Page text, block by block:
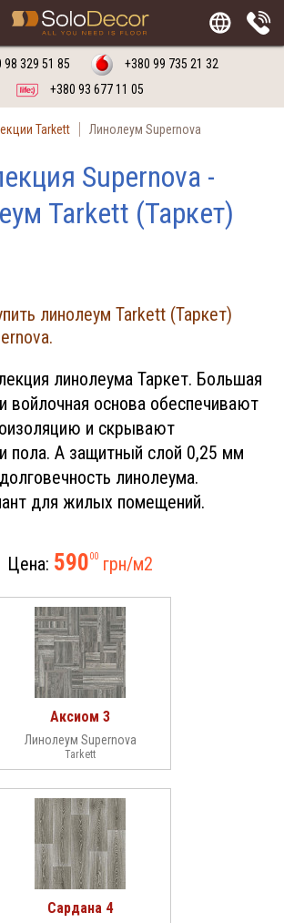
Заказать
язык Украинский язык
98 329 51 85
+380 99 735 21 32
+380 93 677 11 05
Tarkett Линолеум Supernova
Supernova -
Tarkett (Таркет)
линолеум Tarkett (Таркет)
линолеума Таркет. Большая
основа обеспечивают
и скрывают
пола. А защитный слой 0,25 мм
линолеума.
для жилых помещений.
Цена: 59000 грн/м2
Аксиом 3
Линолеум Supernova
Tarkett
Сардана 4